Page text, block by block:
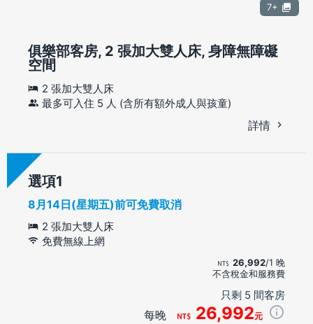
7+
俱樂部客房, 2 張加大雙人床, 身障無障礙
空間
2 張加大雙人床
最多可入住 5 人 (含所有額外成人與孩童)
詳情
選項
8月14日(星期五)前可免費取消
2 張加大雙人床
免費無線上網
26,992/1 晚
不含稅金和服務費
只剩 5 間客房
每晚 26,992元